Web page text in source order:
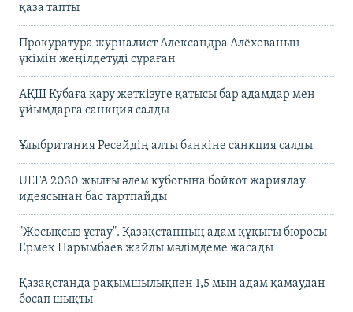
қаза тапты
Прокуратура журналист Александра Алёхованың
үкімін жеңілдетуді сұраған
АҚШ Кубаға қару жеткізуге қатысы бар адамдар мен
ұйымдарға санкция салды
Ұлыбритания Ресейдің алты банкіне санкция салды
UEFA 2030 жылғы әлем кубогына бойкот жариялау
идеясынан бас тартпайды
"Жосықсыз ұстау". Қазақстанның адам құқығы бюросы
Ермек Нарымбаев жайлы мәлімдеме жасады
Қазақстанда рақымшылықпен 1,5 мың адам қамаудан
босап шықты